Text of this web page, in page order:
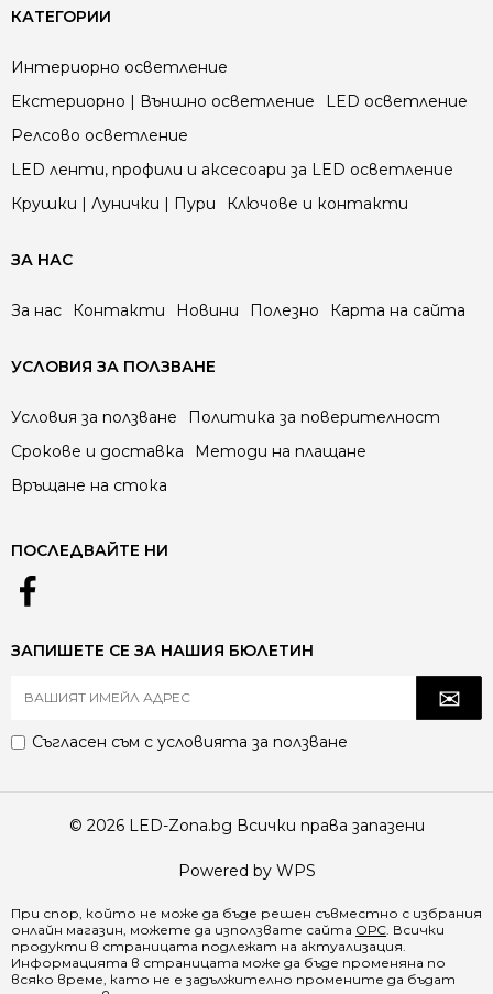
КАТЕГОРИИ
Интериорно осветление
Екстериорно | Външно осветление
LED осветление
Релсово осветление
LED ленти, профили и аксесоари за LED осветление
Крушки | Лунички | Пури
Ключове и контакти
ЗА НАС
За нас Контакти Новини Полезно Карта на сайта
УСЛОВИЯ ЗА ПОЛЗВАНЕ
Условия за ползване
Политика за поверителност
Срокове и доставка
Методи на плащане
Връщане на стока
ПОСЛЕДВАЙТЕ НИ
ЗАПИШЕТЕ СЕ ЗА НАШИЯ БЮЛЕТИН
Съгласен съм с условията за ползване
© 2026 LED-Zona.bg Всички права запазени
Powered by WPS
При спор, който не може да бъде решен съвместно с избрания
онлайн магазин, можете да използвате сайта ОРС . Всички
продукти в страницата подлежат на актуализация.
Информацията в страницата може да бъде променяна по
всяко време, като не е задължително промените да бъдат